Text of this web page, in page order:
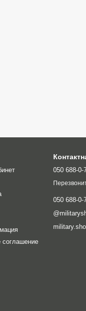
соглашение
050 688-0-
050 688-0-